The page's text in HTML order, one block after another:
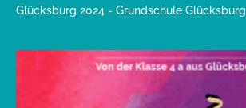
Glücksburg 2024 - Grundschule Glücksburg